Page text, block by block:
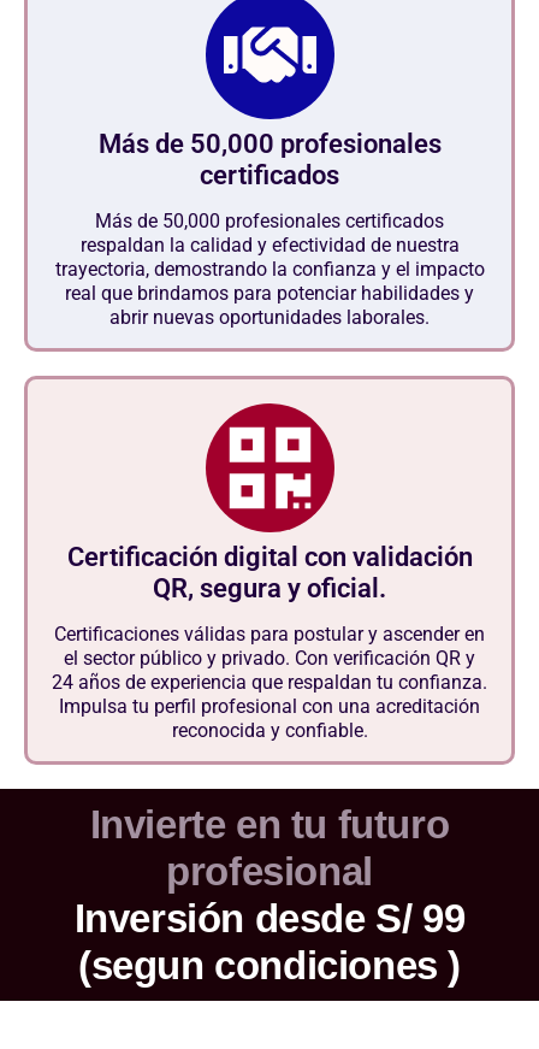
Más de 50,000 profesionales
certificados
Más de 50,000 profesionales certificados
respaldan la calidad y efectividad de nuestra
trayectoria, demostrando la confianza y el impacto
real que brindamos para potenciar habilidades y
abrir nuevas oportunidades laborales.
Certificación digital con validación
QR, segura y oficial.
Certificaciones válidas para postular y ascender en
el sector público y privado. Con verificación QR y
24 años de experiencia que respaldan tu confianza.
Impulsa tu perfil profesional con una acreditación
reconocida y confiable.
Invierte en tu futuro
profesional
Inversión desde S/ 99
(segun condiciones )